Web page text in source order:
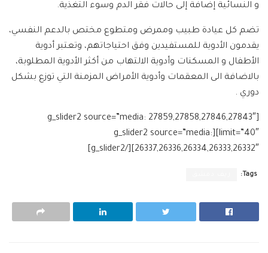
و النسائية إضافة إلى حالات فقر الدم وسوء التغذية.
تضم كل عيادة طبيب وممرض ومتطوع مختص بالدعم النفسي،
يقدمون الأدوية للمستفيدين وفق احتياجاتهم، وتعتبر أدوية
الأطفال و المسكنات وأدوية الالتهاب من أكثر الأدوية المطلوبة،
بالاضافة الى المعقمات وأدوية الأمراض المزمنة التي توزع بشكل
دوري .
[g_slider2 source=”media: 27859,27858,27846,27843″
limit=”40″][g_slider2 source=”media:
26337,26336,26334,26333,26332″][/g_slider2]
Tags: